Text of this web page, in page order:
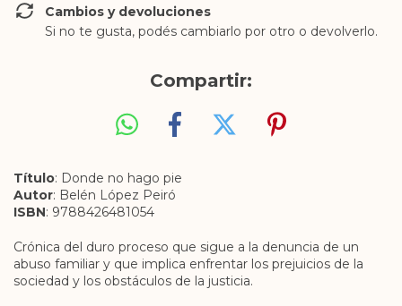
Cambios y devoluciones
Si no te gusta, podés cambiarlo por otro o devolverlo.
Compartir:
Título: Donde no hago pie
Autor: Belén López Peiró
ISBN: 9788426481054
Crónica del duro proceso que sigue a la denuncia de un
abuso familiar y que implica enfrentar los prejuicios de la
sociedad y los obstáculos de la justicia.